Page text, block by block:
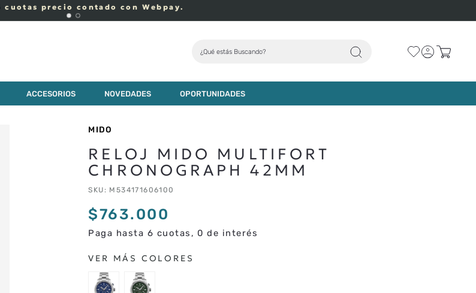
cuotas precio contado con Webpay.
¿Qué estás Buscando?
ACCESORIOS NOVEDADES OPORTUNIDADES
AGREGAR AL CARRO
MIDO
RELOJ MIDO MULTIFORT
CHRONOGRAPH 42MM
SKU : M534171606100
$763.000
Paga hasta 6 cuotas, 0 de interés